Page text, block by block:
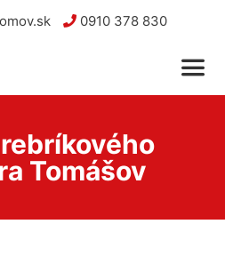
0910 378 830
Tomášov